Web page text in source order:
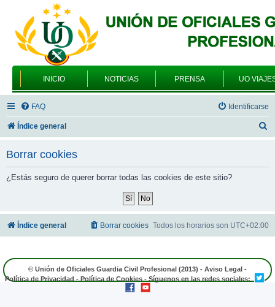
INICIO NOTICIAS PRENSA UO
FAQ Identificarse
Índice general
Borrar cookies
¿Estás seguro de querer borrar todas las cookies de este sitio?
Índice general Todos los horarios son UTC+02:00
Borrar cookies
© Unión de Oficiales Guardia Civil Profesional (2013) - Aviso Legal -
Política de Privacidad - Política de Cookies - Síguenos en las redes sociales: